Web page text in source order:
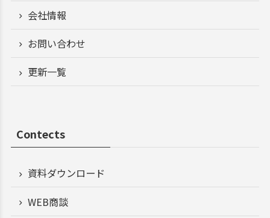
会社情報
お問い合わせ
更新一覧
Contects
資料ダウンロード
WEB商談